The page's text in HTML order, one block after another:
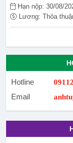
Hạn nộp: 30/08/
Lương: Thỏa
Hotline
Email